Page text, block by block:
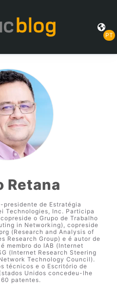
PT
Retana
presidente de Estratégia
Technologies, Inc. Participa
o Grupo de Trabalho
in Networking), copreside
(Research and Analysis of
Research Group) e é autor de
membro do IAB (Internet
(Internet Research Steering
Technology Council).
técnicos e o Escritório de
Unidos concedeu-lhe
60 patentes.